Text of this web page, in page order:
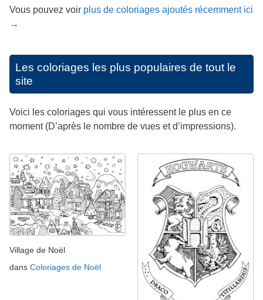
Vous pouvez voir plus de coloriages ajoutés récemment ici
→
Les coloriages les plus populaires de tout le
site
Voici les coloriages qui vous intéressent le plus en ce
moment (D’après le nombre de vues et d’impressions).
Village de Noël
dans Coloriages de Noël